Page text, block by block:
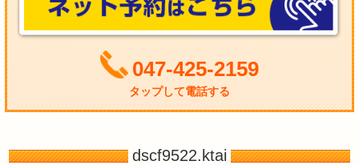
047-425-2159
タップして電話する
dscf9522.ktai